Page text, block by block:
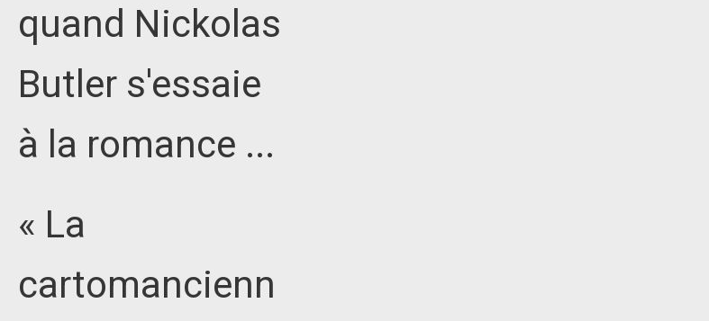
quand Nickolas
Butler s'essaie
à la romance ...
« La
cartomancienn